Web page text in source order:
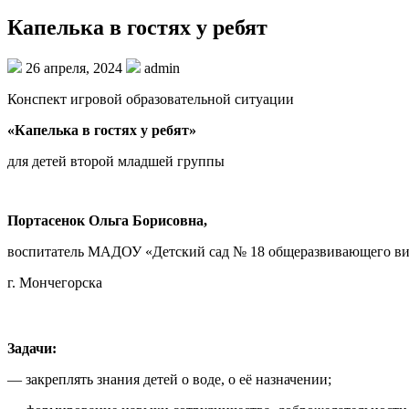
Капелька в гостях у ребят
26 апреля, 2024
admin
Конспект игровой образовательной ситуации
«Капелька в гостях у ребят»
для детей второй младшей группы
Портасенок Ольга Борисовна,
воспитатель МАДОУ «Детский сад № 18 общеразвивающего
г. Мончегорска
Задачи:
— закреплять знания детей о воде, о её назначении;